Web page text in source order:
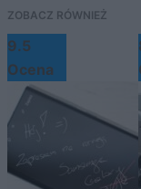
ZOBACZ RÓWNIEŻ
9.5
Ocena